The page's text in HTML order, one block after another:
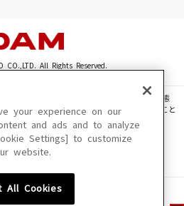
CO.,LTD. All Rights Reserved.
章・画像・写真・動画・音声等を、手段や形態
えて無断で複製、転載、ファイル化などすること
利用いただけない場合があります。
容が変更になる場合があります。
your experience on our
and ads and to analyze
Settings] to customize
website.
All Cookies